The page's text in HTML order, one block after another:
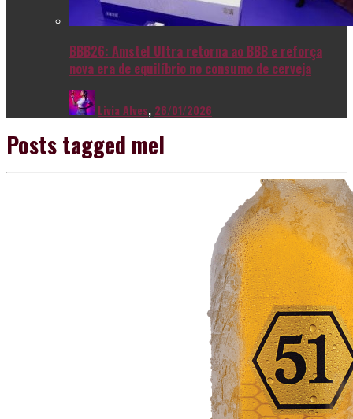
BBB26: Amstel Ultra retorna ao BBB e reforça
nova era de equilíbrio no consumo de cerveja
Livia Alves, 26/01/2026
Posts tagged mel